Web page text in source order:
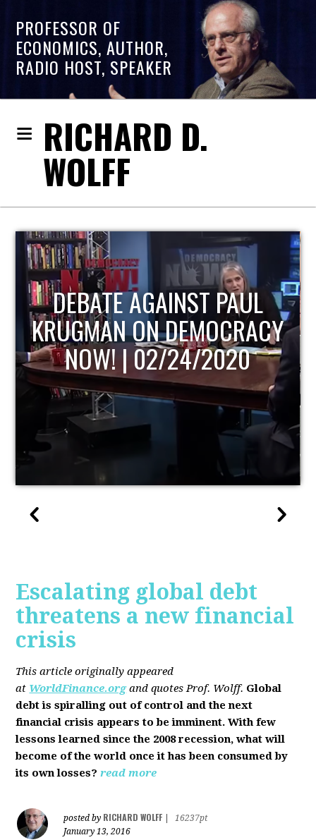
PROFESSOR OF
ECONOMICS, AUTHOR,
RADIO HOST, SPEAKER
RICHARD D.
WOLFF
HOST OF ECONOMIC
UPDATE
Escalating global debt
threatens a new financial
crisis
This article originally appeared
at WorldFinance.organd quotes Prof. Wolff. Global
debt is spiralling out of control and the next
financial crisis appears to be imminent. With few
lessons learned since the 2008 recession, what will
become of the world once it has been consumed by
its own losses? read more
posted by RICHARD WOLFF
16237pt
January 13, 2016